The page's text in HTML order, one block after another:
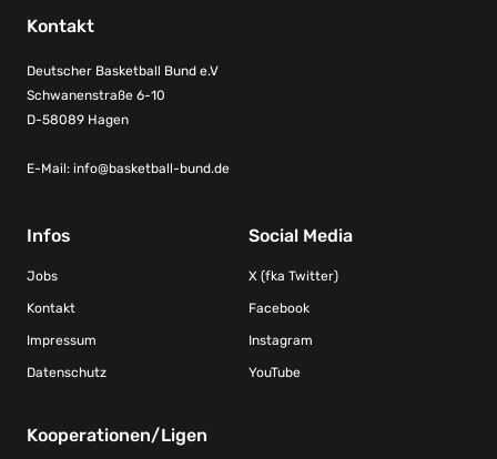
Kontakt
Deutscher Basketball Bund e.V
Schwanenstraße 6-10
D-58089 Hagen
E-Mail: info@basketball-bund.de
Infos
Jobs
Kontakt
Impressum
Datenschutz
Social Media
X (fka Twitter)
Facebook
Instagram
YouTube
Kooperationen/Ligen